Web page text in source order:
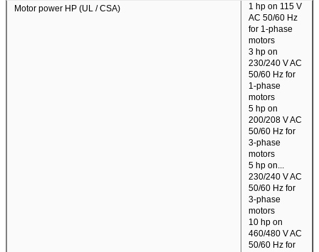
Motor power HP (UL / CSA)
1 hp on 115 V
AC 50/60 Hz
for 1-phase
motors
3 hp on
230/240 V AC
50/60 Hz for
1-phase
motors
5 hp on
200/208 V AC
50/60 Hz for
3-phase
motors
5 hp on...
230/240 V AC
50/60 Hz for
3-phase
motors
10 hp on
460/480 V AC
50/60 Hz for